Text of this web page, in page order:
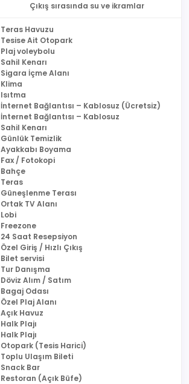
Çıkış sırasında su ve ikramlar
Teras Havuzu
Tesise Ait Otopark
Plaj voleybolu
Sahil Kenarı
Sigara İçme Alanı
Klima
Isıtma
İnternet Bağlantısı – Kablosuz (Ücretsiz)
İnternet Bağlantısı – Kablosuz
Sahil Kenarı
Günlük Temizlik
Ayakkabı Boyama
Fax / Fotokopi
Bahçe
Teras
Güneşlenme Terası
Ortak TV Alanı
Lobi
Freezone
24 Saat Resepsiyon
Özel Giriş / Hızlı Çıkış
Bilet servisi
Tur Danışma
Döviz Alım / Satım
Bagaj Odası
Özel Plaj Alanı
Açık Havuz
Halk Plajı
Halk Plajı
Otopark (Tesis Harici)
Toplu Ulaşım Bileti
Snack Bar
Restoran (Açık Büfe)